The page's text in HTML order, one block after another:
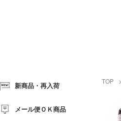
TOP
新商品・再入荷
メール便ＯＫ商品